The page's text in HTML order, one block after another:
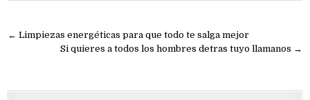
Navegación
← Limpiezas energéticas para que todo te salga mejor
Si quieres a todos los hombres detras tuyo llamanos →